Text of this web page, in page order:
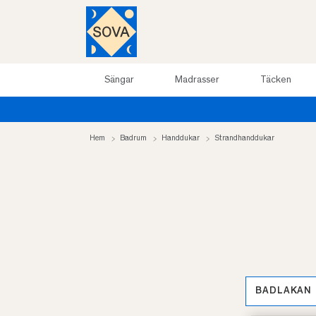
Sängar Madrasser Täcken
Hem Badrum Handdukar Strandhanddukar
BADLAKAN